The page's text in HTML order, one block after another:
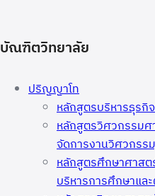
บัณฑิตวิทยาลัย
ปริญญาโท
หลักสูตรบริหารธุรกิ
หลักสูตรวิศวกรรม
จัดการงานวิศวกรร
หลักสูตรศึกษาศาส
บริหารการศึกษาแล